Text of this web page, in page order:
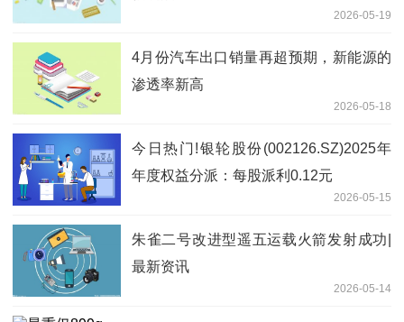
2026-05-19
4月份汽车出口销量再超预期，新能源的
渗透率新高
2026-05-18
今日热门!银轮股份(002126.SZ)2025年
年度权益分派：每股派利0.12元
2026-05-15
朱雀二号改进型遥五运载火箭发射成功|
最新资讯
2026-05-14